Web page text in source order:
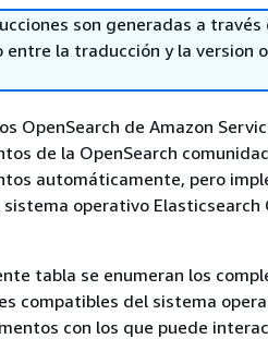
son generadas a
la traducción y la version
OpenSearch de Amazon
de la OpenSearch
automáticamente, pero
operativo Elasticsearch
tabla se enumeran los
compatibles del sistema
con los que puede